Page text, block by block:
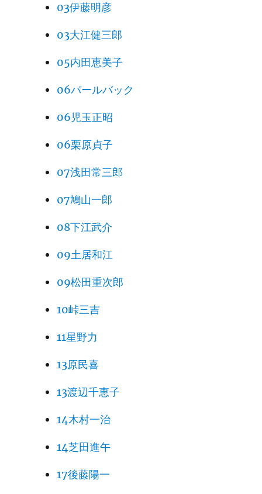
03伊藤明彦
03大江健三郎
05内田恵美子
06パールバック
06児玉正昭
06栗原貞子
07浅田常三郎
07鳩山一郎
08下江武介
09土居和江
09松田重次郎
10峠三吉
11星野力
13原民喜
13渡辺千恵子
14木村一治
14芝田進午
17後藤陽一